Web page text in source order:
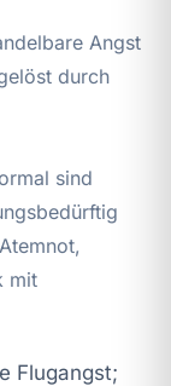
Angst
durch
sind
mit
Flugangst;